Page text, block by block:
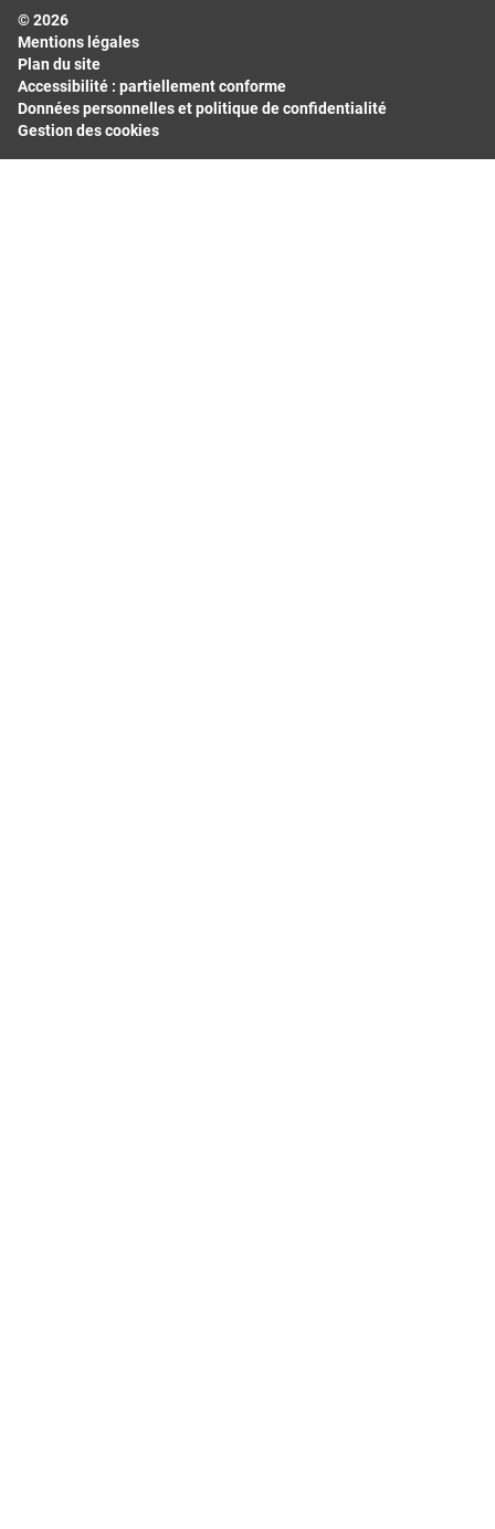
© 2026
Mentions légales
Plan du site
Accessibilité : partiellement conforme
Données personnelles et politique de confidentialité
Gestion des cookies